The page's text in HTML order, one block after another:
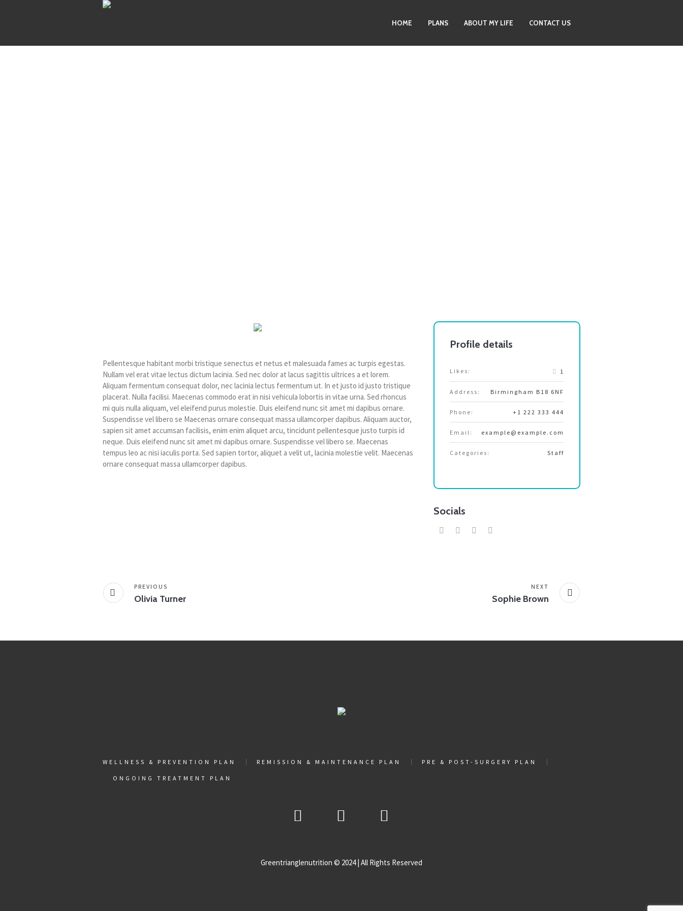
HOME PLANS ABOUT MY LIFE CONTACT US
Pellentesque habitant morbi tristique senectus et netus et malesuada fames ac turpis egestas.
Nullam vel erat vitae lectus dictum lacinia. Sed nec dolor at lacus sagittis ultrices a et lorem.
Aliquam fermentum consequat dolor, nec lacinia lectus fermentum ut. In et justo id justo tristique
placerat. Nulla facilisi. Maecenas commodo erat in nisi vehicula lobortis in vitae urna. Sed rhoncus
mi quis nulla aliquam, vel eleifend purus molestie. Duis eleifend nunc sit amet mi dapibus ornare.
Suspendisse vel libero se Maecenas ornare consequat massa ullamcorper dapibus. Aliquam auctor,
sapien sit amet accumsan facilisis, enim enim aliquet arcu, tincidunt pellentesque justo turpis id
neque. Duis eleifend nunc sit amet mi dapibus ornare. Suspendisse vel libero se. Maecenas
tempus leo ac nisi iaculis porta. Sed sapien tortor, aliquet a velit ut, lacinia molestie velit. Maecenas
ornare consequat massa ullamcorper dapibus.
Profile details
Likes: 1
Address: Birmingham B18 6NF
Phone: +1 222 333 444
Email: example@example.com
Categories: Staff
Socials
Olivia Turner
PREVIOUS
Sophie Brown
NEXT
WELLNESS & PREVENTION PLAN REMISSION & MAINTENANCE PLAN PRE & POST-SURGERY PLAN
ONGOING TREATMENT PLAN
Greentrianglenutrition © 2024 | All Rights Reserved